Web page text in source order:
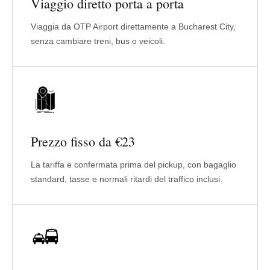
Viaggia da OTP Airport direttamente a Bucharest City,
senza cambiare treni, bus o veicoli.
Prezzo fisso da €23
La tariffa e confermata prima del pickup, con bagaglio
standard, tasse e normali ritardi del traffico inclusi.